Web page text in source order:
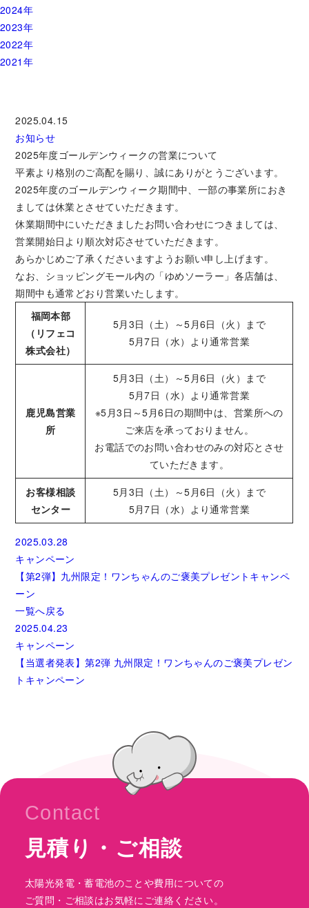
2024年
2023年
2022年
2021年
2025.04.15
お知らせ
2025年度ゴールデンウィークの営業について
平素より格別のご高配を賜り、誠にありがとうございます。
2025年度のゴールデンウィーク期間中、一部の事業所におき
ましては休業とさせていただきます。
休業期間中にいただきましたお問い合わせにつきましては、
営業開始日より順次対応させていただきます。
あらかじめご了承くださいますようお願い申し上げます。
なお、ショッピングモール内の「ゆめソーラー」各店舗は、
期間中も通常どおり営業いたします。
福岡本部
（リフェコ
株式会社）
5月3日（土）～5月6日（火）まで
5月7日（水）より通常営業
鹿児島営業
所
5月3日（土）～5月6日（火）まで
5月7日（水）より通常営業
※5月3日～5月6日の期間中は、営業所への
ご来店を承っておりません。
お電話でのお問い合わせのみの対応とさせ
ていただきます。
お客様相談
センター
5月3日（土）～5月6日（火）まで
5月7日（水）より通常営業
2025.03.28
キャンペーン
【第2弾】九州限定！ワンちゃんのご褒美プレゼントキャンペ
ーン
一覧へ戻る
2025.04.23
キャンペーン
【当選者発表】第2弾 九州限定！ワンちゃんのご褒美プレゼン
トキャンペーン
Contact
見積り・ご相談
太陽光発電・蓄電池のことや費用についての
ご質問・ご相談はお気軽にご連絡ください。